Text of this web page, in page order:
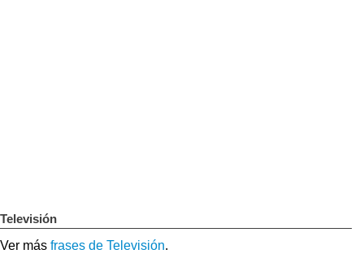
Televisión
Ver más frases de Televisión.